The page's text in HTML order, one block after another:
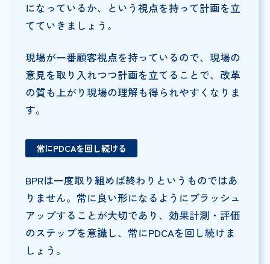
になっているか、という視点を持って計画を立
てていきましょう。
現場が一番顧客視点を持っているので、現場の
意見を取り入れつつ計画を立てることで、改革
の質も上がり現場の理解も得られやすくなりま
す。
常にPDCAを回し続ける
BPRは一度取り組めば終わりというものではあ
りません。常に良い形になるようにブラッシュ
アップすることが大切であり、効果計測・評価
のステップを意識し、常にPDCAを回し続けま
しょう。